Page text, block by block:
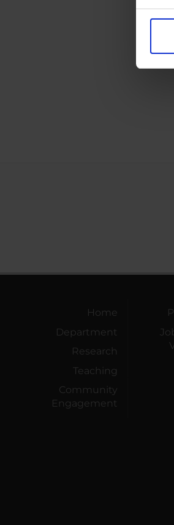
di
che
Home
Department
Research
Teaching
Community
Engagement